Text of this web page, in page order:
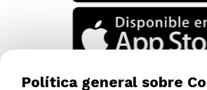
Política general sobre